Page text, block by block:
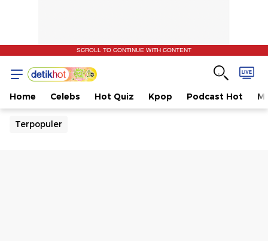
SCROLL TO CONTINUE WITH CONTENT
Home Celebs Hot Quiz Kpop Podcast Hot
Terpopuler